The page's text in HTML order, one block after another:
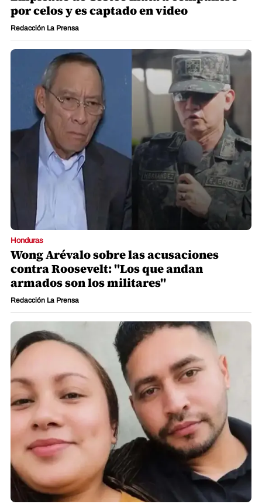
por celos y es captado en video
Redacción La Prensa
Honduras
Wong Arévalo sobre las acusaciones
contra Roosevelt: "Los que andan
armados son los militares"
Redacción La Prensa